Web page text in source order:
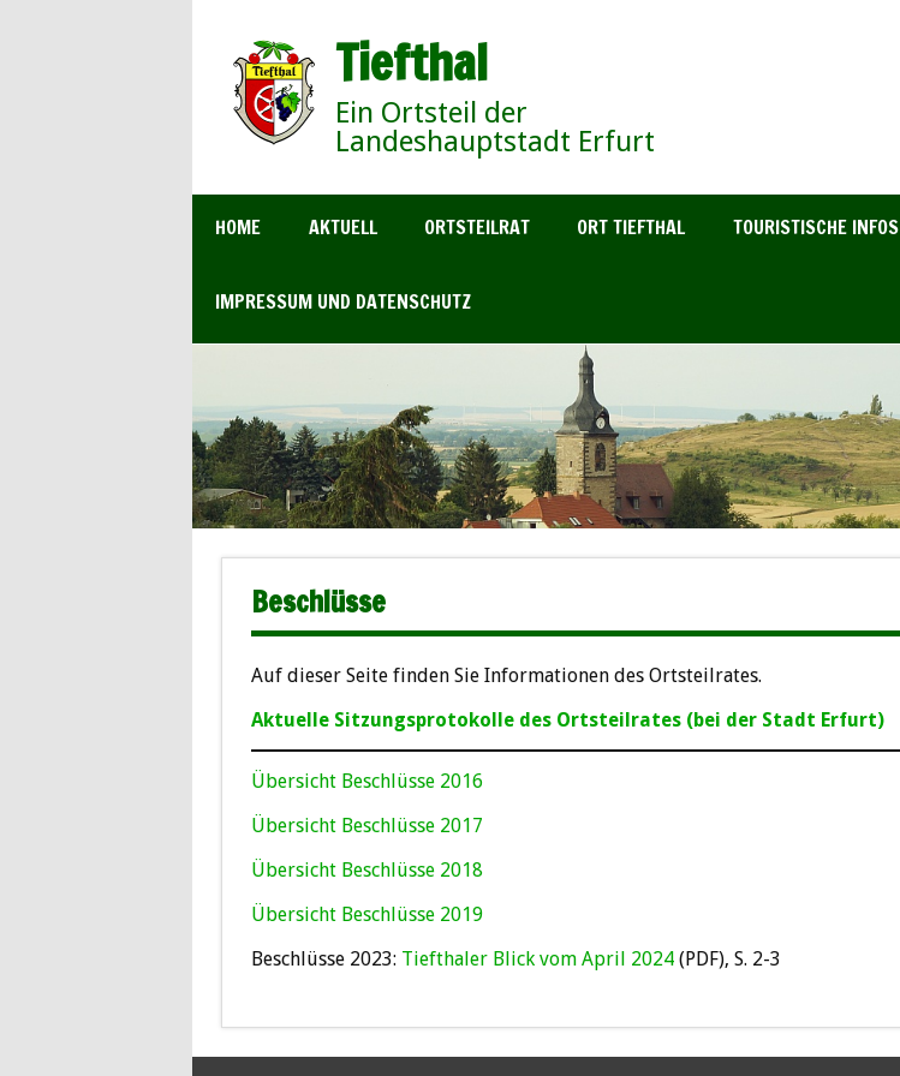
Tiefthal
Ein Ortsteil der
Landeshauptstadt Erfurt
HOME AKTUELL ORTSTEILRAT ORT TIEFTHAL TOURISTISCHE INFOS
IMPRESSUM UND DATENSCHUTZ
Beschlüsse
Auf dieser Seite finden Sie Informationen des Ortsteilrates.
Aktuelle Sitzungsprotokolle des Ortsteilrates (bei der Stadt Erfurt)
Übersicht Beschlüsse 2016
Übersicht Beschlüsse 2017
Übersicht Beschlüsse 2018
Übersicht Beschlüsse 2019
Beschlüsse 2023: Tiefthaler Blick vom April 2024 (PDF), S. 2-3